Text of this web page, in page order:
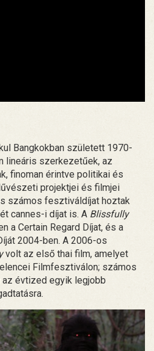
Bangkokban született 1970-
lineáris szerkezetűek, az
finoman érintve politikai és
projektjei és filmjei
számos fesztiváldíjat hoztak
cannes-i díjat is. A Blissfully
a Certain Regard Díjat, és a
2004-ben. A 2006-os
volt az első thai film, amelyet
Filmfesztiválon; számos
évtized egyik legjobb